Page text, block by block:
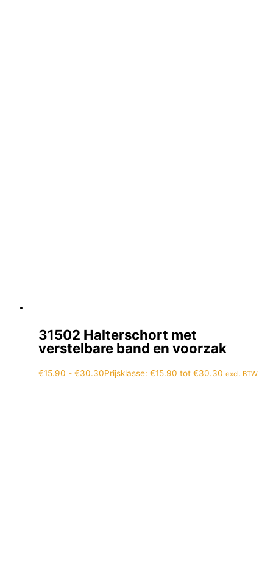
31502 Halterschort met
verstelbare band en voorzak
€15.90 - €30.30Prijsklasse: €15.90 tot €30.30 excl. BTW